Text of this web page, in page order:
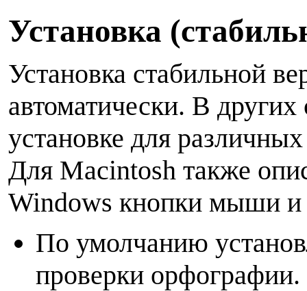
Установка
Установка стабильной
автоматически. В других
установке для
Для Macintosh также
Windows кнопки мыши и
По умолчанию
проверки